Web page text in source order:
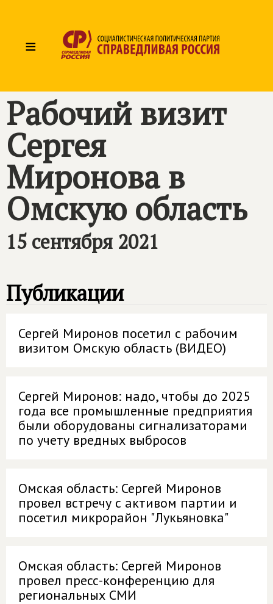
≡
Рабочий визит
Сергея
Миронова в
Омскую область
15 сентября 2021
Публикации
Сергей Миронов посетил с рабочим
визитом Омскую область (ВИДЕО)
Сергей Миронов: надо, чтобы до 2025
года все промышленные предприятия
были оборудованы сигнализаторами
по учету вредных выбросов
Омская область: Сергей Миронов
провел встречу с активом партии и
посетил микрорайон "Лукьяновка"
Омская область: Сергей Миронов
провел пресс-конференцию для
региональных СМИ